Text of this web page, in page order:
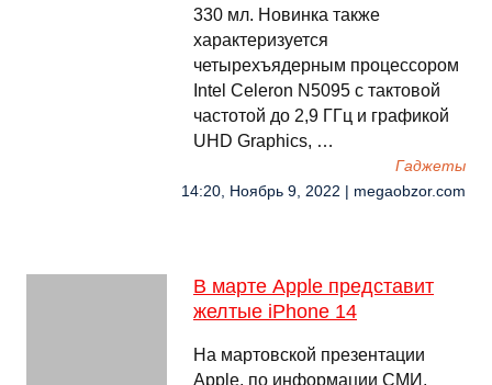
330 мл. Новинка также
характеризуется
четырехъядерным процессором
Intel Celeron N5095 с тактовой
частотой до 2,9 ГГц и графикой
UHD Graphics, …
Гаджеты
14:20, Ноябрь 9, 2022 | megaobzor.com
В марте Apple представит
желтые iPhone 14
На мартовской презентации
Apple, по информации СМИ,